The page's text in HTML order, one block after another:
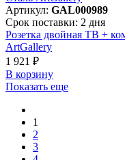
Артикул: GAL000989
Срок поставки: 2 дня
Розетка двойная ТВ +
ArtGallery
1 921 ₽
В корзинy
Показать еще
1
2
3